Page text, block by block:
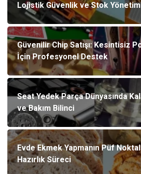
Lojistik Güvenlik ve Stok
Güvenilir Chip Satışı: Kesintisiz
İçin Profesyonel Destek
Seat Yedek Parça Dünyasında
ve Bakım Bilinci
Evde Ekmek Yapmanın Püf
Hazırlık Süreci